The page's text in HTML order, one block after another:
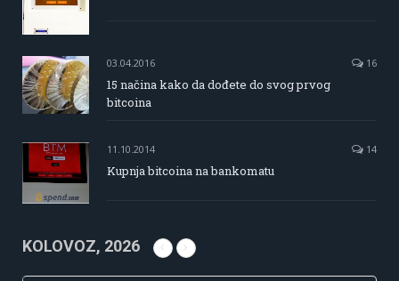
03.04.2016 16
15 načina kako da dođete do svog prvog
bitcoina
11.10.2014 14
Kupnja bitcoina na bankomatu
KOLOVOZ, 2026